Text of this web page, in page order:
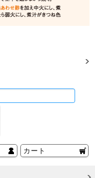
カート